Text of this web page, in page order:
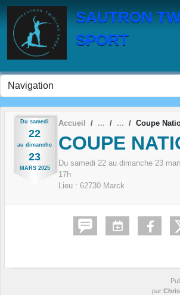
SAUTRON
SPORT
Du samedi
22
au dimanche
23
MARS 2025
Accueil Coupe
COUPE
Du samedi 22 au dimanche 23
17h
Lieu : 62730 Marck
par
Panneau de gestion des cookies